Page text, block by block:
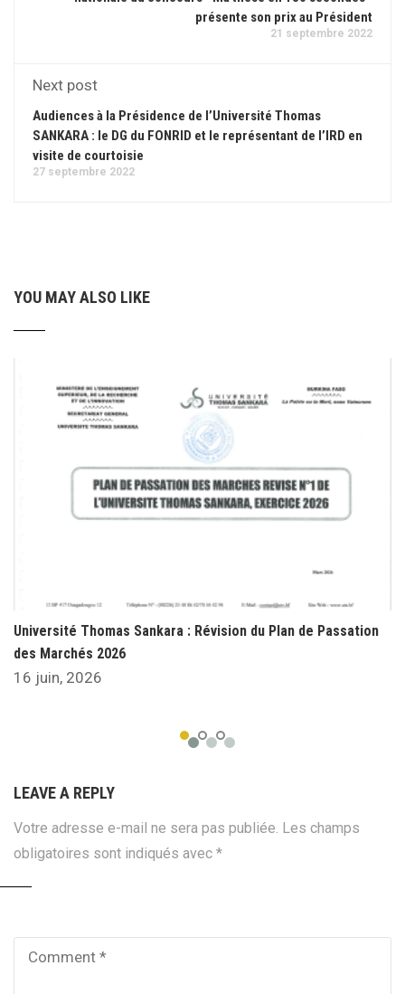
présente son prix au Président
21 septembre 2022
Next post
Audiences à la Présidence de l’Université Thomas
SANKARA : le DG du FONRID et le représentant de l’IRD en
visite de courtoisie
27 septembre 2022
YOU MAY ALSO LIKE
Université Thomas Sankara : Révision du Plan de Passation
des Marchés 2026
16 juin, 2026
LEAVE A REPLY
Votre adresse e-mail ne sera pas publiée. Les champs
obligatoires sont indiqués avec *